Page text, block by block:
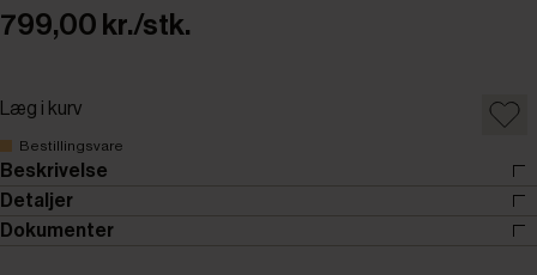
799,00 kr./stk.
Læg i kurv
Bestillingsvare
Beskrivelse
Detaljer
Dokumenter